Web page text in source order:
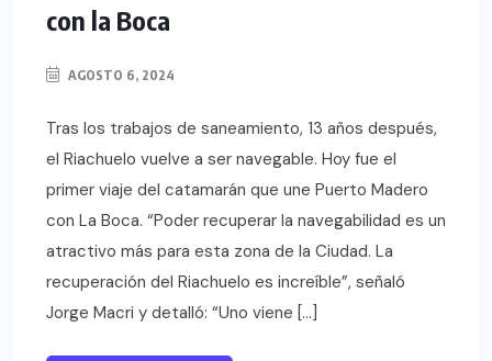
con la Boca
AGOSTO 6, 2024
Tras los trabajos de saneamiento, 13 años después,
el Riachuelo vuelve a ser navegable. Hoy fue el
primer viaje del catamarán que une Puerto Madero
con La Boca. “Poder recuperar la navegabilidad es un
atractivo más para esta zona de la Ciudad. La
recuperación del Riachuelo es increíble”, señaló
Jorge Macri y detalló: “Uno viene […]